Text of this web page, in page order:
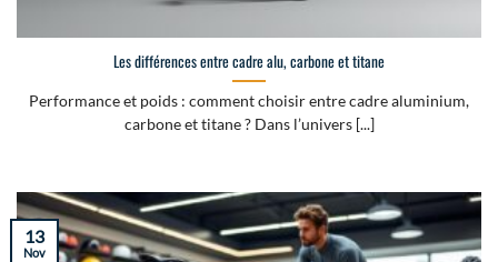
Les différences entre cadre alu, carbone et titane
Performance et poids : comment choisir entre cadre aluminium,
carbone et titane ? Dans l’univers [...]
13
Nov